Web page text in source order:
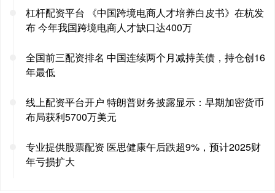
杠杆配资平台 《中国跨境电商人才培养白皮书》在杭发
布 今年我国跨境电商人才缺口达400万
全国前三配资排名 中国连续两个月减持美债，持仓创16
年最低
线上配资平台开户 特朗普财务披露显示：早期加密货币
布局获利5700万美元
专业提供股票配资 医思健康午后跌超9%，预计2025财
年亏损扩大